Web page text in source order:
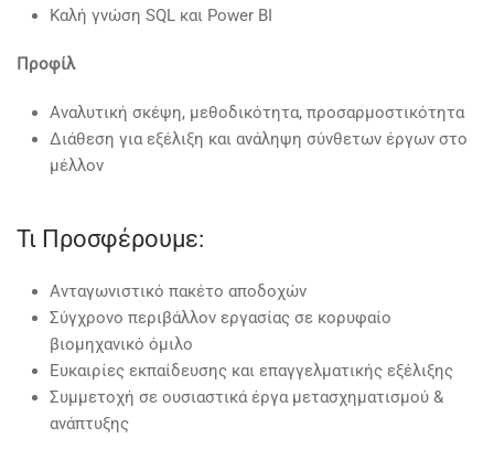
Καλή γνώση SQL και Power BI
Προφίλ
Αναλυτική σκέψη, μεθοδικότητα, προσαρμοστικότητα
Διάθεση για εξέλιξη και ανάληψη σύνθετων έργων στο
μέλλον
Τι Προσφέρουμε:
Ανταγωνιστικό πακέτο αποδοχών
Σύγχρονο περιβάλλον εργασίας σε κορυφαίο
βιομηχανικό όμιλο
Ευκαιρίες εκπαίδευσης και επαγγελματικής εξέλιξης
Συμμετοχή σε ουσιαστικά έργα μετασχηματισμού &
ανάπτυξης